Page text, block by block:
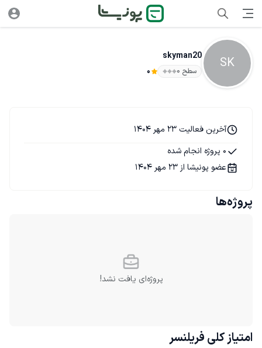
SK
skyman20
سطح ۰ 0
آخرین فعالیت 23 مهر 1404
0 پروژه انجام شده
عضو پونیشا از 23 مهر 1404
پروژه‌ها
پروژه‌ای یافت نشد!
امتیاز کلی فریلنسر